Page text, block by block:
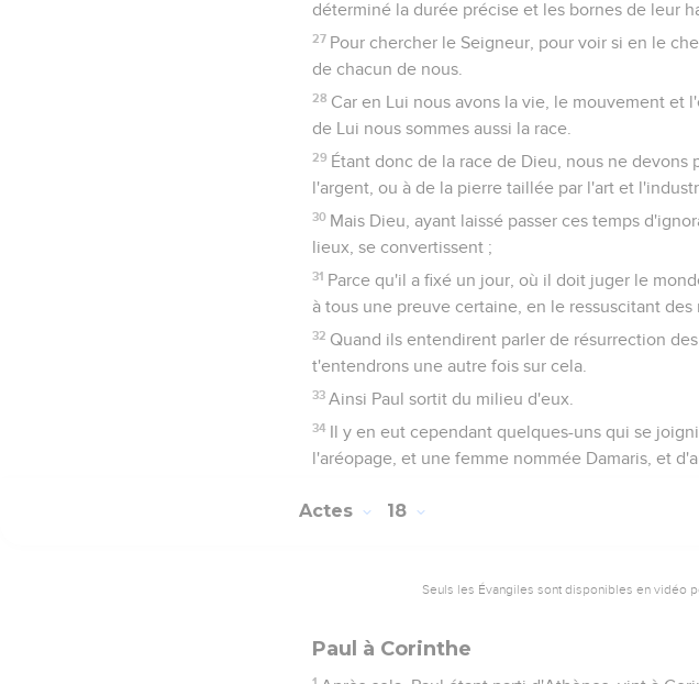
déterminé la durée précise et les bornes de leur
27 Pour chercher le Seigneur, pour voir si en le
de chacun de nous.
28 Car en Lui nous avons la vie, le mouvement et
de Lui nous sommes aussi la race.
29 Étant donc de la race de Dieu, nous ne
l'argent, ou à de la pierre taillée par l'art et
30 Mais Dieu, ayant laissé passer ces temps
lieux, se convertissent ;
31 Parce qu'il a fixé un jour, où il doit juger le
à tous une preuve certaine, en le ressuscitant des
32 Quand ils entendirent parler de résurrection
t'entendrons une autre fois sur cela.
33 Ainsi Paul sortit du milieu d'eux.
34 Il y en eut cependant quelques-uns qui se
l'aréopage, et une femme nommée Damaris, et
Actes 18
Seuls les Évangiles sont disponibles en vidéo
Paul à Corinthe
1